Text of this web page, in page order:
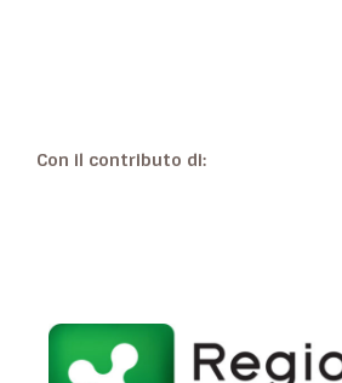
Con il contributo di: